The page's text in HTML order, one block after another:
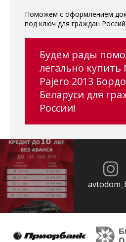
Поможем с оформлением
под ключ для граждан
Будем рады
легально
Pajero 2013
Беларуси для
России!